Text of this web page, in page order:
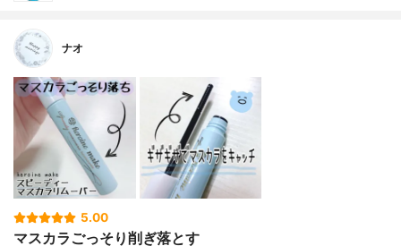
ナオ
5.00
マスカラごっそり削ぎ落とす